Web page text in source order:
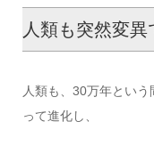
人類も突然変異
人類も、30万年とい
って進化し、